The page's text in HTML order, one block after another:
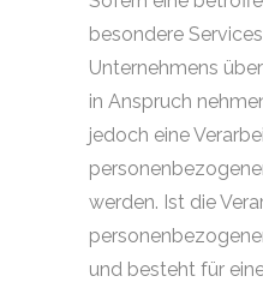
besondere
Unternehmens
in Anspruch
jedoch eine
werden. Ist die
und besteht für